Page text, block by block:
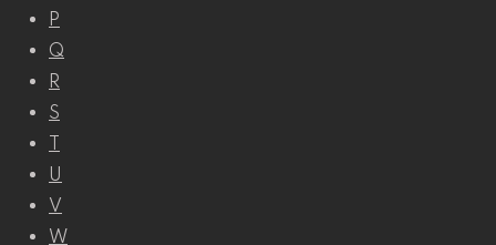
P
Q
R
S
U
V
W